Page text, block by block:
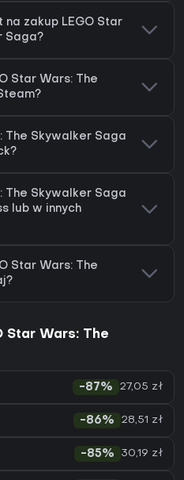
na zakup LEGO Star
Saga?
Star Wars: The
The Skywalker Saga
The Skywalker Saga
lub w innych
Star Wars: The
Star Wars: The
-87% 27,05 zł
-86% 28,51 zł
-85% 30,19 zł